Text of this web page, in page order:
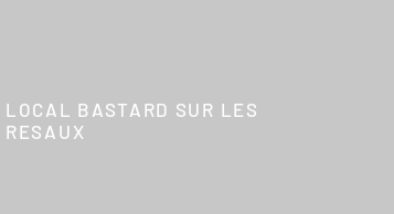
LOCAL BASTARD SUR LES
RESAUX